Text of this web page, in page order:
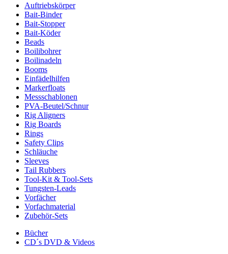
Auftriebskörper
Bait-Binder
Bait-Stopper
Bait-Köder
Beads
Boilibohrer
Boilinadeln
Booms
Einfädelhilfen
Markerfloats
Messschablonen
PVA-Beutel/Schnur
Rig Aligners
Rig Boards
Rings
Safety Clips
Schläuche
Sleeves
Tail Rubbers
Tool-Kit & Tool-Sets
Tungsten-Leads
Vorfächer
Vorfachmaterial
Zubehör-Sets
Bücher
CD´s DVD & Videos